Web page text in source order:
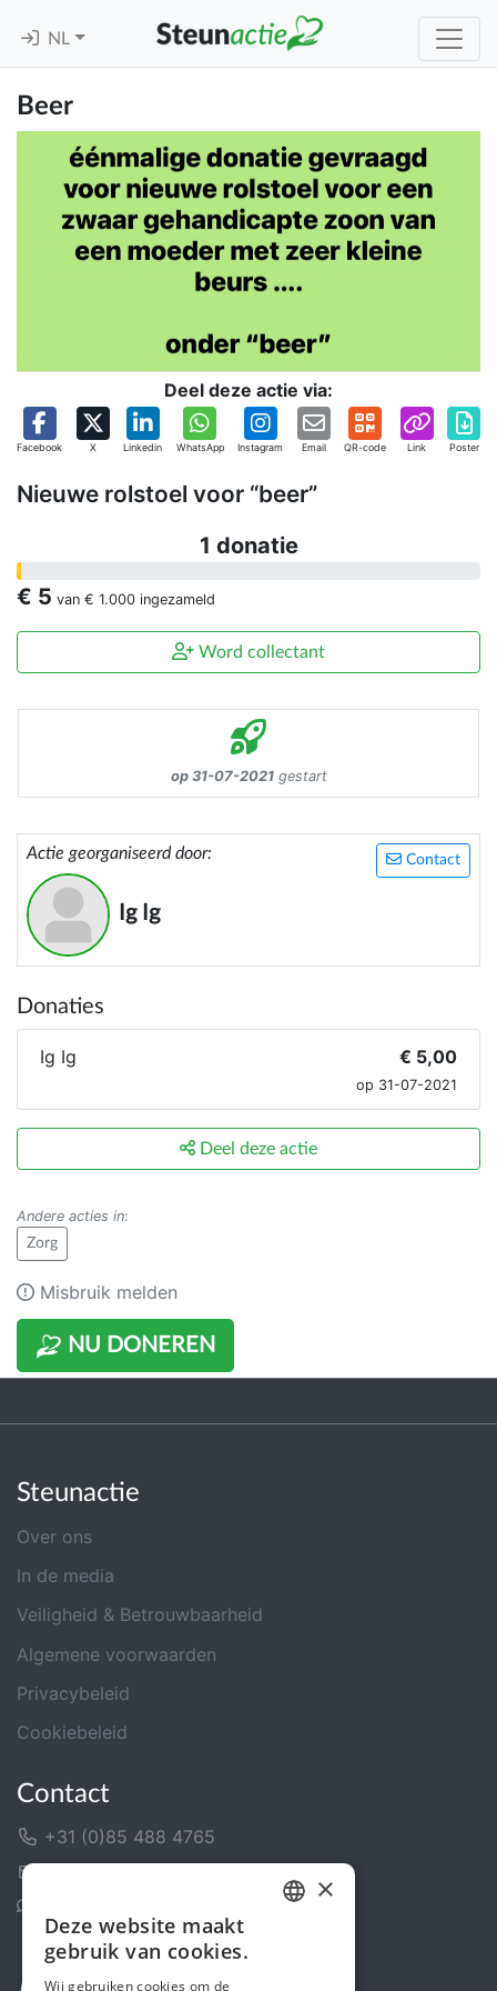
NL
Beer
Deel deze actie via:
Facebook X Linkedin WhatsApp Instagram Email QR-code Link Poster
Nieuwe rolstoel voor “beer”
1 donatie
€ 5 van € 1.000 ingezameld
Word collectant
op 31-07-2021gestart
Contact
Actie georganiseerd door:
Ig Ig
NU DONEREN
Donaties
Ig Ig € 5,00
op 31-07-2021
Deel deze actie
Andere acties in:
Zorg
Misbruik melden
Steunactie
Over ons
In de media
Veiligheid & Betrouwbaarheid
Algemene voorwaarden
Privacybeleid
Cookiebeleid
Contact
+31 (0)85 488 4765
×
Deze website maakt
gebruik van cookies.
Wij gebruiken cookies om de